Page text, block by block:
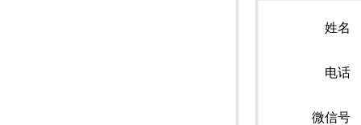
姓名
电话
微信号